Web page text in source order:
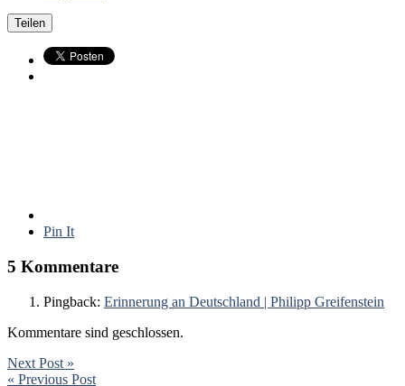
Teilen
Pin It
5 Kommentare
Pingback: Erinnerung an Deutschland | Philipp Greifenstein
Kommentare sind geschlossen.
Next Post »
« Previous Post